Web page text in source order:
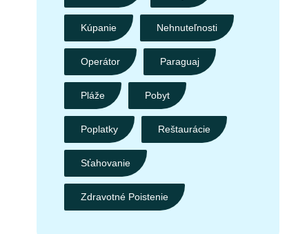
Kúpanie Nehnuteľnosti
Operátor Paraguaj
Pláže Pobyt
Poplatky Reštaurácie
Sťahovanie
Zdravotné Poistenie